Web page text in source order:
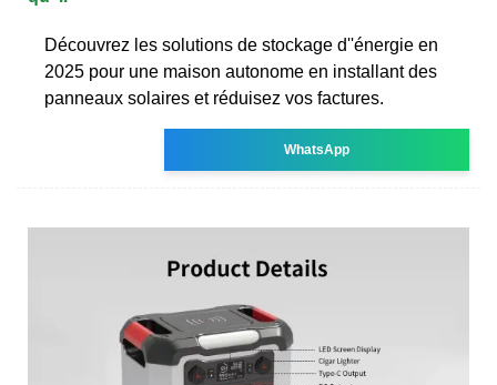
Découvrez les solutions de stockage d''énergie en
2025 pour une maison autonome en installant des
panneaux solaires et réduisez vos factures.
WhatsApp